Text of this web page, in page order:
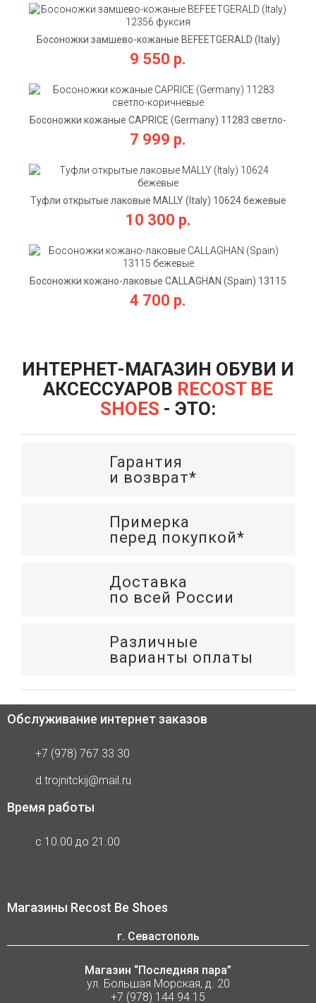
Босоножки замшево-кожаные BEFEETGERALD (Italy)
12356 фуксия
9 550 р.
Босоножки кожаные CAPRICE (Germany) 11283 светло-
коричневые
7 999 р.
Туфли открытые лаковые MALLY (Italy) 10624 бежевые
10 300 р.
Босоножки кожано-лаковые CALLAGHAN (Spain) 13115
бежевые
4 700 р.
ИНТЕРНЕТ-МАГАЗИН ОБУВИ И
АКСЕССУАРОВ RECOST BE
SHOES - ЭТО:
Гарантия
и возврат*
Примерка
перед покупкой*
Доставка
по всей России
Различные
варианты оплаты
Обслуживание интернет заказов
+7 (978) 767 33 30
d.trojnitckij@mail.ru
Время работы
с 10.00 до 21.00
Магазины Recost Be Shoes
г. Севастополь
Магазин “Последняя пара”
ул. Большая Морская, д. 20
+7 (978) 144 94 15